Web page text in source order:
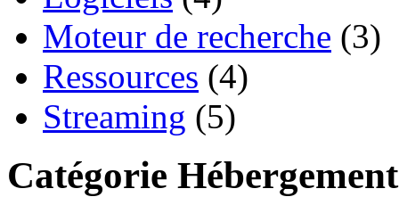
Moteur de recherche (3)
Ressources (4)
Streaming (5)
Catégorie Hébergement